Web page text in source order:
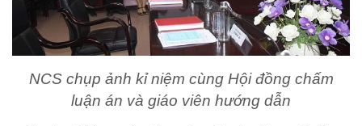
NCS chụp ảnh kỉ niệm cùng Hội đồng chấm
luận án và giáo viên hướng dẫn